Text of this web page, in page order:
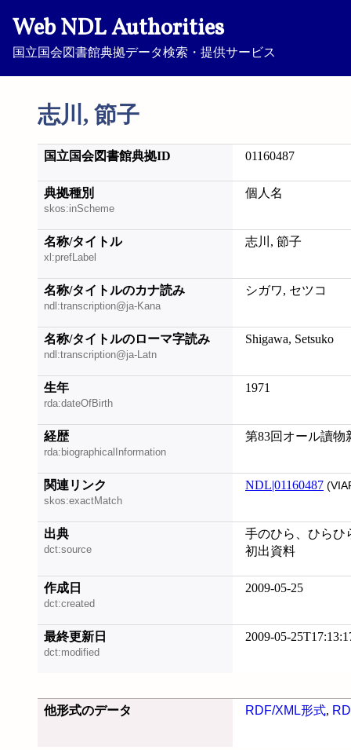
Web NDL Authorities
国立国会図書館典拠データ検索・提供サービス
志川, 節子
国立国会図書館典拠ID 01160487
典拠種別
skos:inScheme
個人名
名称/タイトル
xl:prefLabel
志川, 節子
名称/タイトルのカナ読み
ndl:transcription@ja-Kana
シガワ, セツコ
名称/タイトルのローマ字読み
ndl:transcription@ja-Latn
Shigawa, Setsuko
生年
rda:dateOfBirth
1971
経歴
rda:biographicalInformation
第83回オール讀物
関連リンク
skos:exactMatch
NDL|01160487
出典
dct:source
手のひら、ひらひ
初出資料
作成日
dct:created
2009-05-25
最終更新日
dct:modified
2009-05-
他形式のデータ RDF/XML形式,